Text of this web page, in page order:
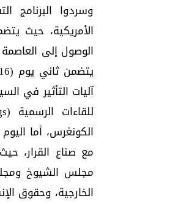
وسردوا البرنامج
الوصول إلى
آليات التأثير في
مع صناع القرار،
مجلس الشيوخ
الخارجية، وحقوق